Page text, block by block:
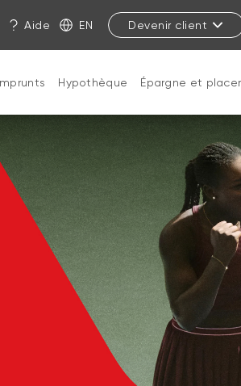
Aide EN Devenir client
Hypothèque Épargne et